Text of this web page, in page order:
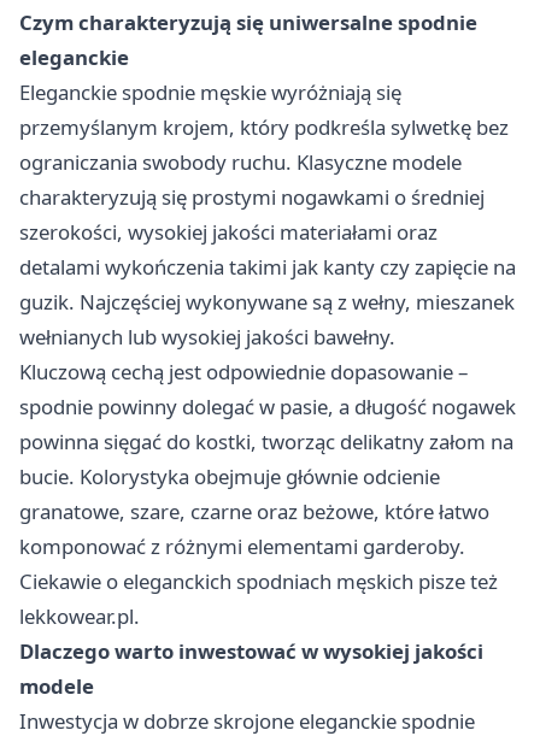
Czym charakteryzują się uniwersalne spodnie
eleganckie
Eleganckie spodnie męskie wyróżniają się
przemyślanym krojem, który podkreśla sylwetkę bez
ograniczania swobody ruchu. Klasyczne modele
charakteryzują się prostymi nogawkami o średniej
szerokości, wysokiej jakości materiałami oraz
detalami wykończenia takimi jak kanty czy zapięcie na
guzik. Najczęściej wykonywane są z wełny, mieszanek
wełnianych lub wysokiej jakości bawełny.
Kluczową cechą jest odpowiednie dopasowanie –
spodnie powinny dolegać w pasie, a długość nogawek
powinna sięgać do kostki, tworząc delikatny załom na
bucie. Kolorystyka obejmuje głównie odcienie
granatowe, szare, czarne oraz beżowe, które łatwo
komponować z różnymi elementami garderoby.
Ciekawie o eleganckich spodniach męskich pisze też
lekkowear.pl.
Dlaczego warto inwestować w wysokiej jakości
modele
Inwestycja w dobrze skrojone eleganckie spodnie